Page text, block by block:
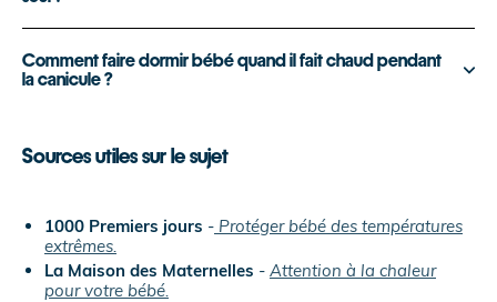
Comment faire dormir bébé quand il fait chaud pendant
la canicule ?
Sources utiles sur le sujet
1000 Premiers jours - Protéger bébé des températures
extrêmes.
La Maison des Maternelles - Attention à la chaleur
pour votre bébé.